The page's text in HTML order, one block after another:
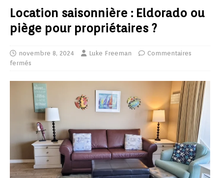
Location saisonnière : Eldorado ou
piège pour propriétaires ?
novembre 8, 2024 Luke Freeman
Commentaires
fermés